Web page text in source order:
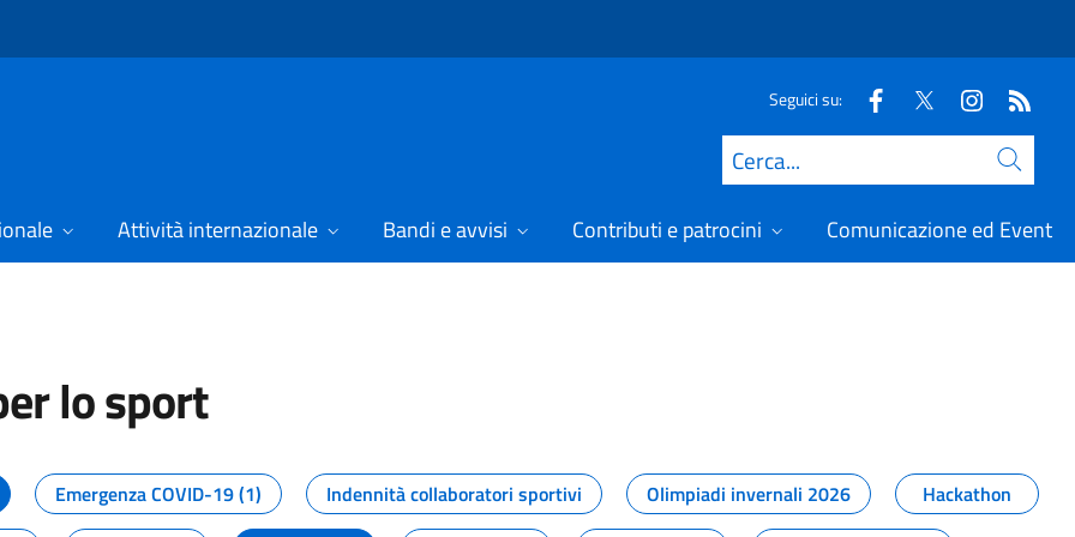
Seguici su:
Cerca
Attività internazionale Bandi e avvisi Contributi e patrocini Comunicazione ed Eventi
lo sport
dal Dipartimento per lo sport
Emergenza COVID-19 (1) Indennità collaboratori sportivi Olimpiadi invernali 2026
Hackathon